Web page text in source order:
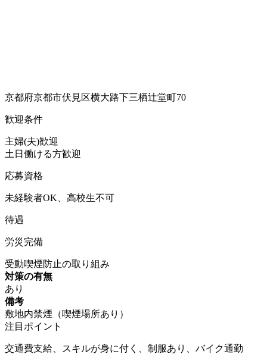
京都府京都市伏見区横大路下三栖辻堂町70
歓迎条件
主婦(夫)歓迎
土日働ける方歓迎
応募資格
未経験者OK、高校生不可
待遇
労災完備
受動喫煙防止の取り組み
対策の有無
あり
備考
敷地内禁煙（喫煙場所あり）
注目ポイント
交通費支給、スキルが身に付く、制服あり、バイク通勤